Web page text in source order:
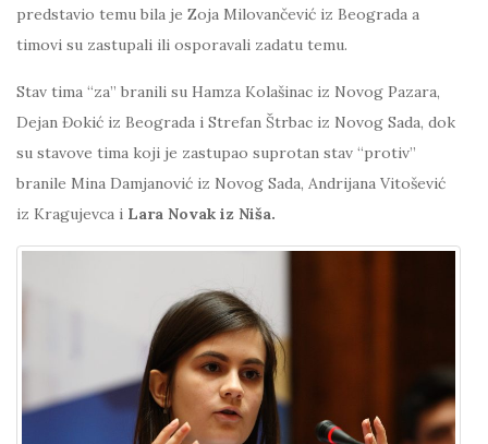
predstavio temu bila je Zoja Milovančević iz Beograda a
timovi su zastupali ili osporavali zadatu temu.
Stav tima “za” branili su Hamza Kolašinac iz Novog Pazara,
Dejan Đokić iz Beograda i Strefan Štrbac iz Novog Sada, dok
su stavove tima koji je zastupao suprotan stav “protiv”
branile Mina Damjanović iz Novog Sada, Andrijana Vitošević
iz Kragujevca i Lara Novak iz Niša.